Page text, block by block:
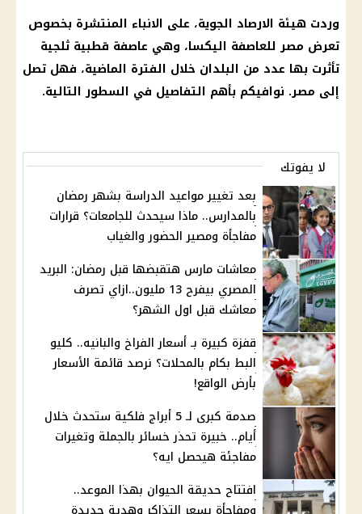
وردت هيئة الارصاد الجوية، على الانباء المنتشرة بخصوص
تعرض مصر للعاصفة اليكسا، وهي عاصفة قطبية ثلجية
تأثرت بها عدد من البلدان خلال الفترة الماضية، فهل تصل
إلى مصر. نوافيكم بأهم التفاصيل في السطور التالية.
لا يفوتك
بعد تغيير مواعيد الدراسة بشهر رمضان
بالمدارس.. ماذا سيحدث للجامعات؟ قرارات
مفاجأة ومصير الحضور والغياب
معاشات مارس هتقبضها قبل رمضان: البريد
المصري بيفرح 13 مليون..ازاي تصرف
معاشك قبل اول الشهر؟
قفزة كبيرة بـ أسعار الفراخ والبانيه.. كليو
البط بكام بالمحلات؟ نرصد قائمة الأسعار
بأرض الواقع!
صدمة كبرى لـ 5 أبراج فلكية ستحدث خلال
أيام.. خبيرة تحذر خسائر بالجملة وتغيرات
مفاجئة هيحصل ايه؟
افتتاح حديقة الحيوان بهذا الموعد..